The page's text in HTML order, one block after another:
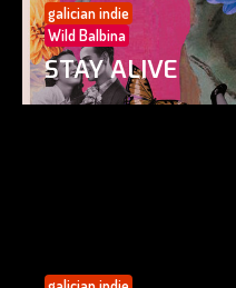
galician indie
Wild Balbina
STAY ALIVE